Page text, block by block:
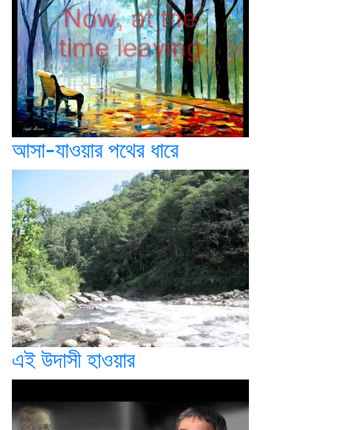
আসা-যাওয়ার পথের ধারে
এই উদাসী হাওয়ার